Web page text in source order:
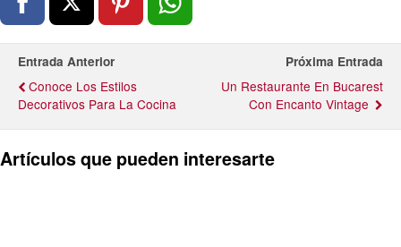
Entrada Anterior
Conoce Los Estilos
Decorativos Para La Cocina
Próxima Entrada
Un Restaurante En Bucarest
Con Encanto Vintage
Artículos que pueden interesarte